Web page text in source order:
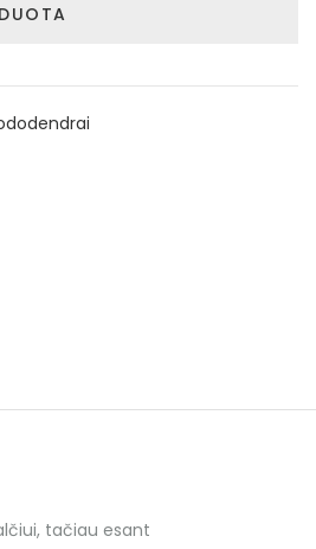
tačiau esant